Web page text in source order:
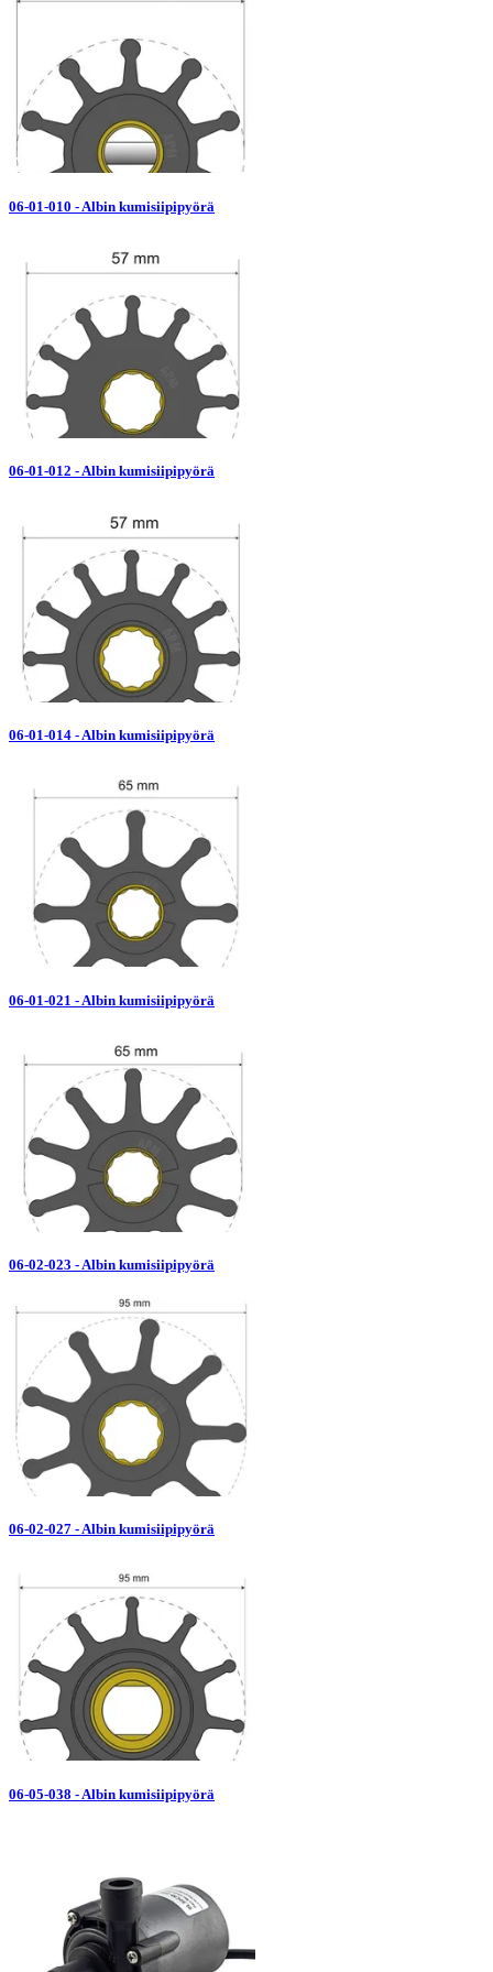
06-01-010 - Albin kumisiipipyörä
06-01-012 - Albin kumisiipipyörä
06-01-014 - Albin kumisiipipyörä
06-01-021 - Albin kumisiipipyörä
06-02-023 - Albin kumisiipipyörä
06-02-027 - Albin kumisiipipyörä
06-05-038 - Albin kumisiipipyörä